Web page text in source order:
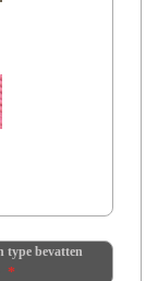
type bevatten